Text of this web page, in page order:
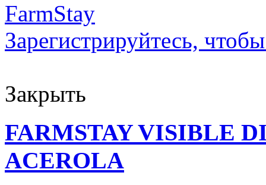
FarmStay
Зарегистрируйтесь,
Закрыть
FARMSTAY VISIBLE
ACEROLA